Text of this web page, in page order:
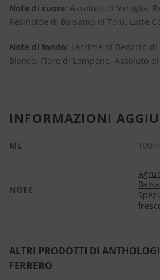
Note di cuore: Assoluto di Vaniglia,
Resinoide di Balsamo di Tolù, Latte
Note di fondo: Lacrime di Benzoin
Bianco, Fiore di Lampone, Assoluto
INFORMAZIONI
ML
NOTE
ALTRI PRODOTTI DI
FERRERO